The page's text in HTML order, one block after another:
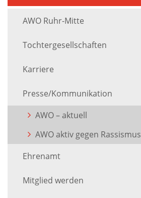
AWO Ruhr-Mitte
Tochtergesellschaften
Karriere
Presse/Kommunikation
AWO – aktuell
AWO aktiv gegen Rassismus
Ehrenamt
Mitglied werden